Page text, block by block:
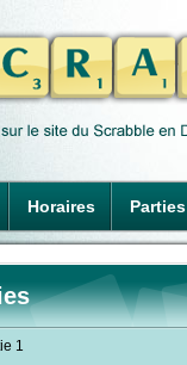
Horaires Parties
1